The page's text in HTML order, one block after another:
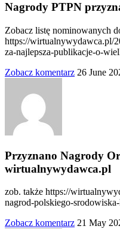
Nagrody PTPN
Zobacz listę nominowanych
https://wirtualnywydawca.pl/
za-najlepsza-publikacje-o-
Zobacz komentarz 26 June
Przyznano Nagrody
wirtualnywydawca.pl
zob. także https://
nagrod-polskiego-
Zobacz komentarz 21 May